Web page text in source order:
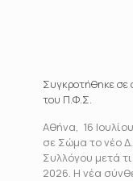
Συγκροτήθηκε σε
του Π.Φ.Σ.
Αθήνα, 16
σε Σώμα το νέο
Συλλόγου μετά
2026. Η νέα